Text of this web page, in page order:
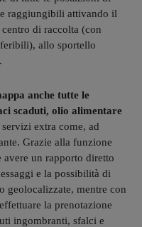
raggiungibili attivando il
di raccolta (con
allo sportello
anche tutte le
scaduti, olio alimentare
extra come, ad
Grazie alla funzione
avere un rapporto diretto
e la possibilità di
geolocalizzate, mentre con
la prenotazione
ingombranti, sfalci e